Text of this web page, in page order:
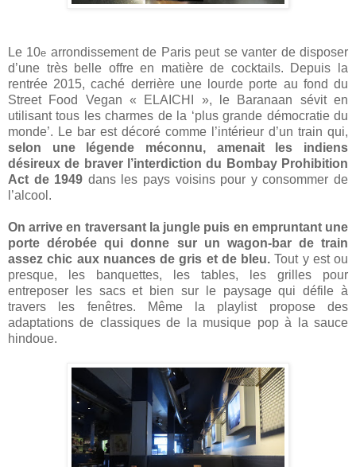
Le 10e arrondissement de Paris peut se vanter de disposer
d’une très belle offre en matière de cocktails. Depuis la
rentrée 2015, caché derrière une lourde porte au fond du
Street Food Vegan « ELAICHI », le Baranaan sévit en
utilisant tous les charmes de la ‘plus grande démocratie du
monde’. Le bar est décoré comme l’intérieur d’un train qui,
selon une légende méconnu, amenait les indiens
désireux de braver l’interdiction du Bombay Prohibition
Act de 1949 dans les pays voisins pour y consommer de
l’alcool.
On arrive en traversant la jungle puis en empruntant une
porte dérobée qui donne sur un wagon-bar de train
assez chic aux nuances de gris et de bleu. Tout y est ou
presque, les banquettes, les tables, les grilles pour
entreposer les sacs et bien sur le paysage qui défile à
travers les fenêtres. Même la playlist propose des
adaptations de classiques de la musique pop à la sauce
hindoue.